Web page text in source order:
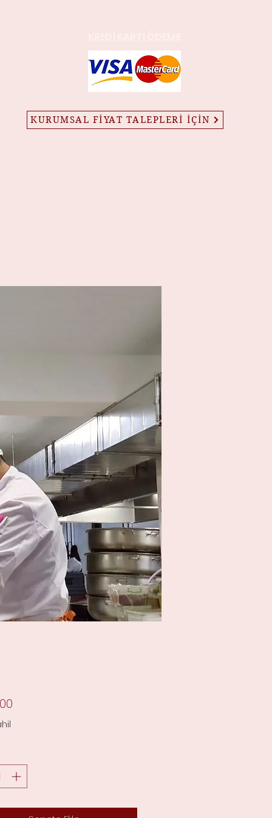
KURUMSAL FİYAT TALEPLERİ İÇİN
Fiyat